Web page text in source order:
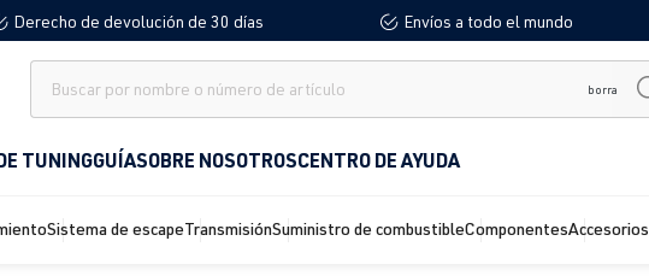
Derecho de devolución de 30 días Envíos a todo el mundo
borra
TUNINGGUÍASOBRE NOSOTROSCENTRO DE AYUDA
Sistema de escapeTransmisiónSuministro de combustibleComponentesAccesorios